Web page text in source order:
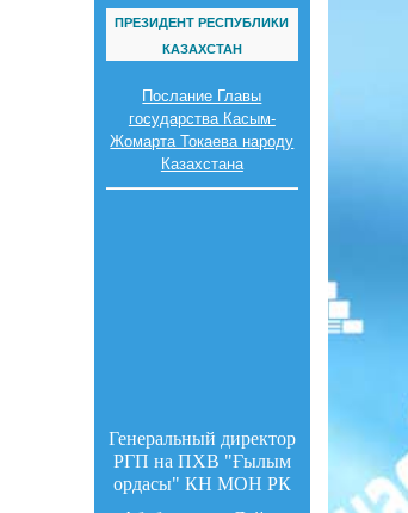
ПРЕЗИДЕНТ РЕСПУБЛИКИ
КАЗАХСТАН
Послание Главы
государства Касым-
Жомарта Токаева народу
Казахстана
Генеральный директор
РГП на ПХВ "Ғылым
ордасы" КН МОН РК